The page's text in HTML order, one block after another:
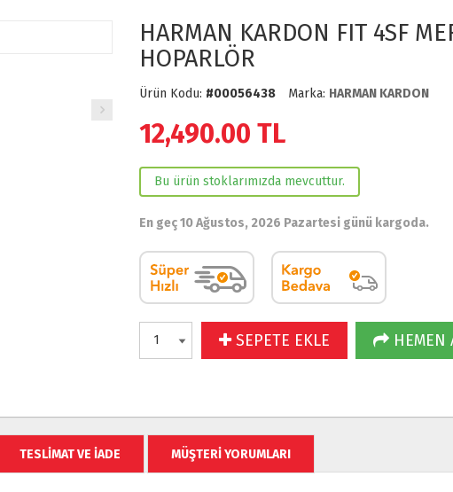
HARMAN KARDON FIT 4SF
HOPARLÖR
Ürün Kodu: #00056438 Marka: HARMAN KARDON
12,490.00 TL
Bu ürün stoklarımızda mevcuttur.
En geç 10 Ağustos, 2026 Pazartesi günü kargoda.
SEPETE EKLE HEMEN
TESLİMAT VE İADE MÜŞTERİ YORUMLARI